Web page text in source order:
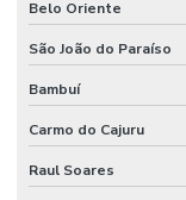
Belo Oriente
São João do Paraíso
Bambuí
Carmo do Cajuru
Raul Soares